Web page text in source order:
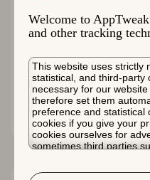
Welcome to
and other tracking
This website uses strictly
statistical, and third-party
necessary for our
therefore set them
preference and statistical
cookies if you give your
cookies ourselves for
sometimes third parties
King이 반복되는
스